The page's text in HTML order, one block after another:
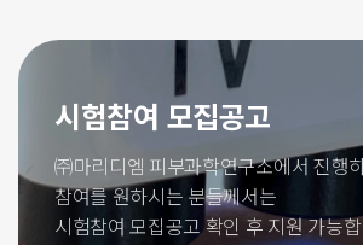
시험참여 모집공고
㈜마리디엠 피부과학연구소에서 진행
참여를 원하시는 분들께서는
시험참여 모집공고 확인 후 지원 가능